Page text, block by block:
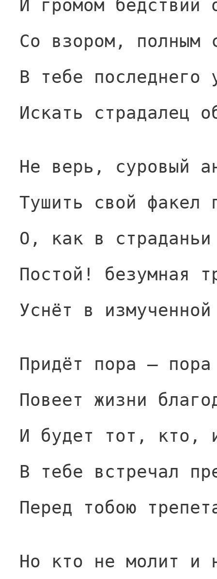
И громом бедствий
Со взором, полным
В тебе последнего
Искать страдалец
Не верь, суровый
Тушить свой факел
О, как в
Постой! безумная
Уснёт в
Придёт пора —
Повеет жизни
И будет тот, кто,
В тебе встречал
Перед тобою
Но кто не молит и